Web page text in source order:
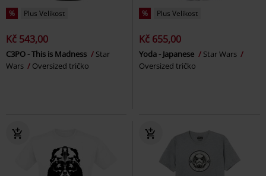
% Plus Velikost
Kč 543,00
C3PO - This is Madness
Star
Wars
Oversized tričko
% Plus Velikost
Kč 655,00
Yoda - Japanese
Star Wars
Oversized tričko